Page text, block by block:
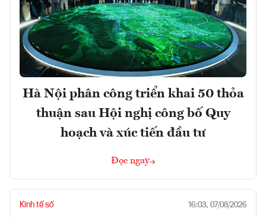
Hà Nội phân công triển khai 50 thỏa
thuận sau Hội nghị công bố Quy
hoạch và xúc tiến đầu tư
Đọc ngay
Kinh tế số 16:03, 07/08/2026